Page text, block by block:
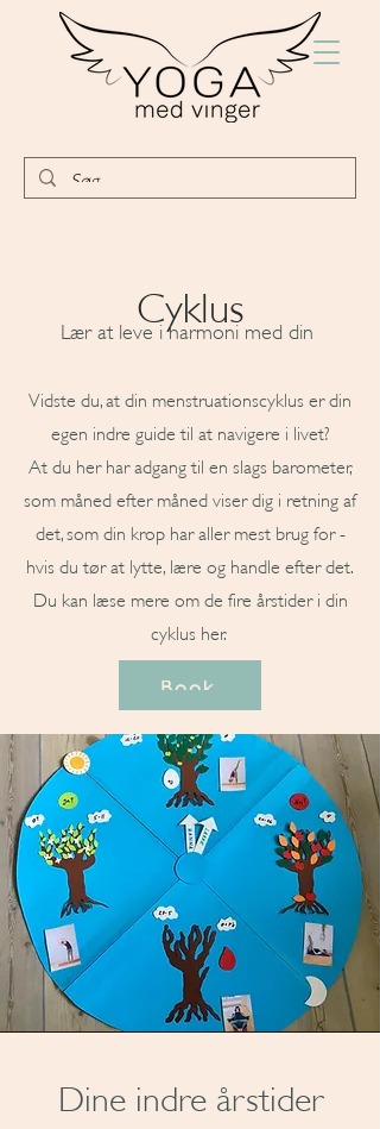
Cyklus
Lær at leve i harmoni med din
Vidste du, at din menstruationscyklus er din
egen indre guide til at navigere i livet?
At du her har adgang til en slags barometer,
som måned efter måned viser dig i retning af
det, som din krop har aller mest brug for -
hvis du tør at lytte, lære og handle efter det.
Du kan læse mere om de fire årstider i din
cyklus her.
Book
Dine indre årstider